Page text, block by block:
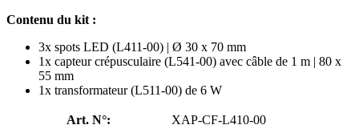
Contenu du kit :
3x spots LED (L411-00) | Ø 30 x 70 mm
1x capteur crépusculaire (L541-00) avec câble de 1 m | 80 x
55 mm
1x transformateur (L511-00) de 6 W
Art. N°:
XAP-CF-L410-00